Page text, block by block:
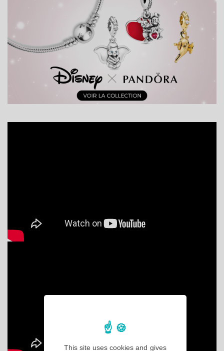
This site uses cookies and gives